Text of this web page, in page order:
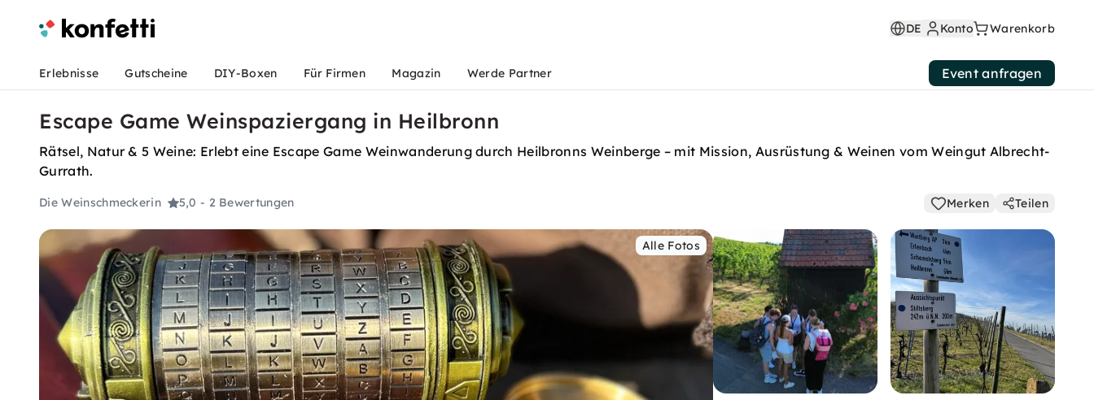
DE Konto Warenkorb
Erlebnisse Gutscheine DIY-Boxen Für Firmen Magazin Werde Partner Event anfragen
Escape Game Weinspaziergang in Heilbronn
Rätsel, Natur & 5 Weine: Erlebt eine Escape Game Weinwanderung durch Heilbronns Weinberge – mit Mission, Ausrüstung & Weinen vom Weingut Albrecht-
Gurrath.
Die Weinschmeckerin 5,0 - 2 Bewertungen Merken Teilen
Alle Fotos